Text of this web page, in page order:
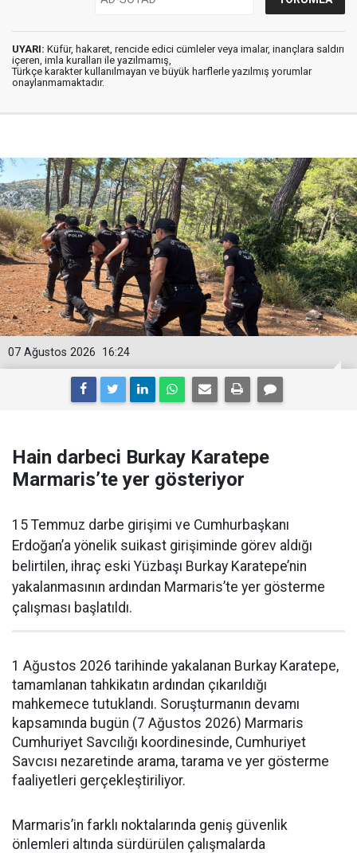
UYARI: Küfür, hakaret, rencide edici cümleler veya imalar, inançlara saldırı
içeren, imla kuralları ile yazılmamış,
Türkçe karakter kullanılmayan ve büyük harflerle yazılmış yorumlar
onaylanmamaktadır.
16:24
07 Ağustos 2026
Hain darbeci Burkay Karatepe
Marmaris’te yer gösteriyor
15 Temmuz darbe girişimi ve Cumhurbaşkanı
Erdoğan’a yönelik suikast girişiminde görev aldığı
belirtilen, ihraç eski Yüzbaşı Burkay Karatepe’nin
yakalanmasının ardından Marmaris’te yer gösterme
çalışması başlatıldı.
1 Ağustos 2026 tarihinde yakalanan Burkay Karatepe,
tamamlanan tahkikatın ardından çıkarıldığı
mahkemece tutuklandı. Soruşturmanın devamı
kapsamında bugün (7 Ağustos 2026) Marmaris
Cumhuriyet Savcılığı koordinesinde, Cumhuriyet
Savcısı nezaretinde arama, tarama ve yer gösterme
faaliyetleri gerçekleştiriliyor.
Marmaris’in farklı noktalarında geniş güvenlik
önlemleri altında sürdürülen çalışmalarda